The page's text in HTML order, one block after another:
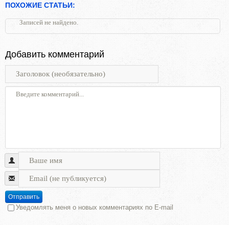
ПОХОЖИЕ СТАТЬИ:
Записей не найдено.
Добавить комментарий
Отправить
Уведомлять меня о новых комментариях по E-mail